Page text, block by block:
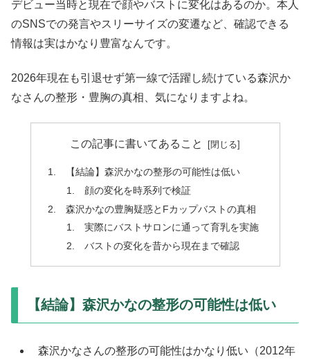
デビュー当時と現在で顔やバストに変化はあるのか。本人
のSNSでの発言やスリーサイズの変遷など、確認できる
情報は実はかなり豊富なんです。
2026年現在も引退せず第一線で活躍し続けている森沢か
なさんの整形・豊胸の真相、気になりますよね。
この記事に書いてあること
【結論】森沢かなの整形の可能性は低い
顔の変化を時系列で検証
森沢かなの豊胸疑惑とFカップバストの真相
実際にバストサロンに通って育乳を実施
バストの変化を昔から現在まで確認
【結論】森沢かなの整形の可能性は低い
森沢かなさんの整形の可能性はかなり低い（2012年